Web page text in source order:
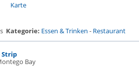
Karte
Kategorie: Essen & Trinken - Restaurant
Strip
Bay